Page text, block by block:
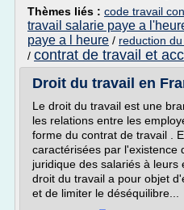
Thèmes liés : code travail
travail salarie paye a
paye a l heure / reduction
/ contrat de travail et
Droit du travail en
Le droit du travail est une
les relations entre les
forme du contrat de travail .
caractérisées par l'existence
juridique des salariés à leurs
droit du travail a pour objet
et de limiter le déséquilibre...